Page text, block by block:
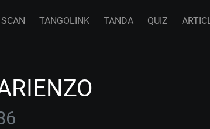
SCAN TANGOLINK TANDA QUIZ